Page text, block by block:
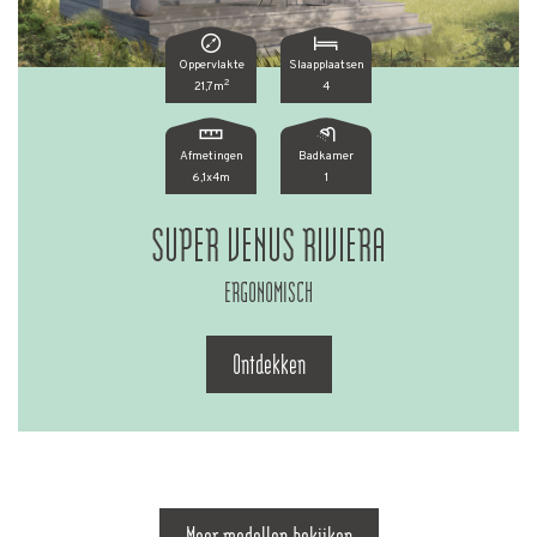
Oppervlakte
21,7m2
Slaapplaatsen
4
Afmetingen
6,1x4m
Badkamer
1
SUPER VENUS RIVIERA
ERGONOMISCH
Ontdekken